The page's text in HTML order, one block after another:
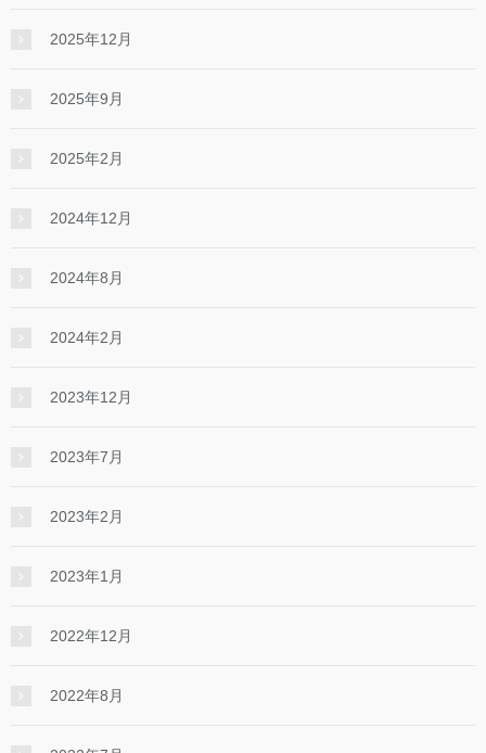
2025年12月
2025年9月
2025年2月
2024年12月
2024年8月
2024年2月
2023年12月
2023年7月
2023年2月
2023年1月
2022年12月
2022年8月